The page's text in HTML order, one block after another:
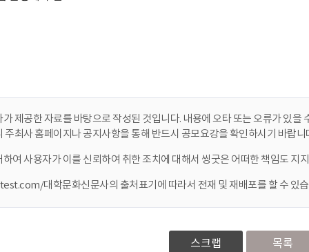
제공한 자료를 바탕으로 작성된 것입니다. 내용에 오타 또는 오류가 있을
주최사 홈페이지나 공지사항을 통해 반드시 공모요강을 확인하시기 바랍니
여 사용자가 이를 신뢰하여 취한 조치에 대해서 씽굿은 어떠한 책임도 지
대학문화신문사의 출처표기에 따라서 전재 및 재배포를 할 수 있
스크랩 목록